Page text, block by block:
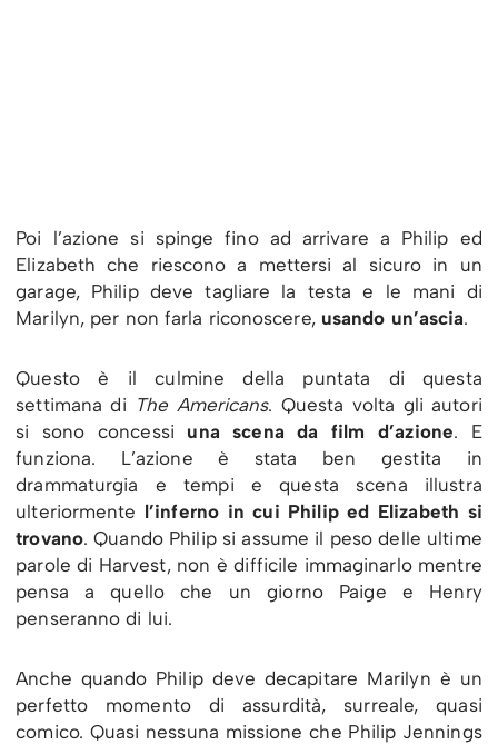
Poi l’azione si spinge fino ad arrivare a Philip ed
Elizabeth che riescono a mettersi al sicuro in un
garage, Philip deve tagliare la testa e le mani di
Marilyn, per non farla riconoscere, usando un’ascia.
Questo è il culmine della puntata di questa
settimana di The Americans. Questa volta gli autori
si sono concessi una scena da film d’azione. E
funziona. L’azione è stata ben gestita in
drammaturgia e tempi e questa scena illustra
ulteriormente l’inferno in cui Philip ed Elizabeth si
trovano. Quando Philip si assume il peso delle ultime
parole di Harvest, non è difficile immaginarlo mentre
pensa a quello che un giorno Paige e Henry
penseranno di lui.
Anche quando Philip deve decapitare Marilyn è un
perfetto momento di assurdità, surreale, quasi
comico. Quasi nessuna missione che Philip Jennings